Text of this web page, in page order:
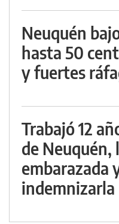
Neuquén
hasta 50
y fuertes
Trabajó 12
de Neuquén,
embarazada
indemnizarla